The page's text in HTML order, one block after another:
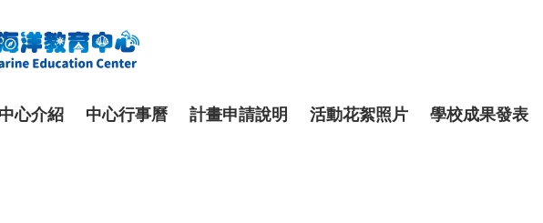
中心介紹 中心行事曆 計畫申請說明 活動花絮照片 學校成果發表